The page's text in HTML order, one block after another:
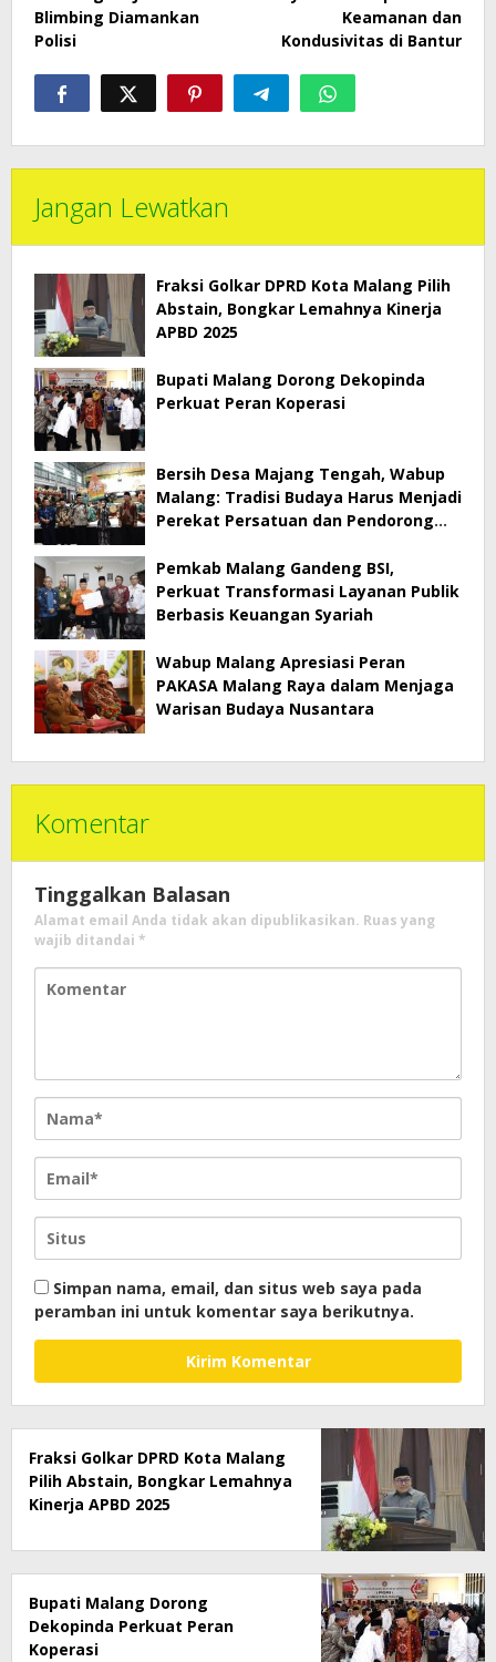
Blimbing Diamankan
Polisi
Keamanan dan
Kondusivitas di Bantur
Jangan Lewatkan
Fraksi Golkar DPRD Kota Malang Pilih
Abstain, Bongkar Lemahnya Kinerja
APBD 2025
Bupati Malang Dorong Dekopinda
Perkuat Peran Koperasi
Bersih Desa Majang Tengah, Wabup
Malang: Tradisi Budaya Harus Menjadi
Perekat Persatuan dan Pendorong
Pemkab Malang Gandeng BSI,
Perkuat Transformasi Layanan Publik
Berbasis Keuangan Syariah
Wabup Malang Apresiasi Peran
PAKASA Malang Raya dalam Menjaga
Warisan Budaya Nusantara
Komentar
Tinggalkan Balasan
Alamat email Anda tidak akan dipublikasikan. Ruas yang
wajib ditandai *
Simpan nama, email, dan situs web saya pada
peramban ini untuk komentar saya berikutnya.
Fraksi Golkar DPRD Kota Malang
Pilih Abstain, Bongkar Lemahnya
Kinerja APBD 2025
Bupati Malang Dorong
Dekopinda Perkuat Peran
Koperasi